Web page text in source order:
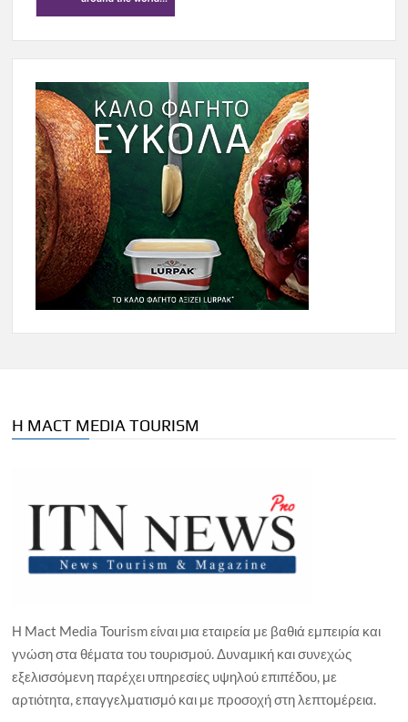
Η MACT MEDIA TOURISM
Η Mact Media Tourism είναι μια εταιρεία με βαθιά εμπειρία και
γνώση στα θέματα του τουρισμού. Δυναμική και συνεχώς
εξελισσόμενη παρέχει υπηρεσίες υψηλού επιπέδου, με
αρτιότητα, επαγγελματισμό και με προσοχή στη λεπτομέρεια.